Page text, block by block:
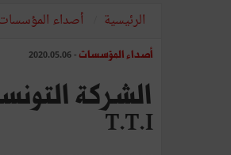
الرئيسية أصداء
أصداء المؤسسات - 2020.05.06
T.T.I